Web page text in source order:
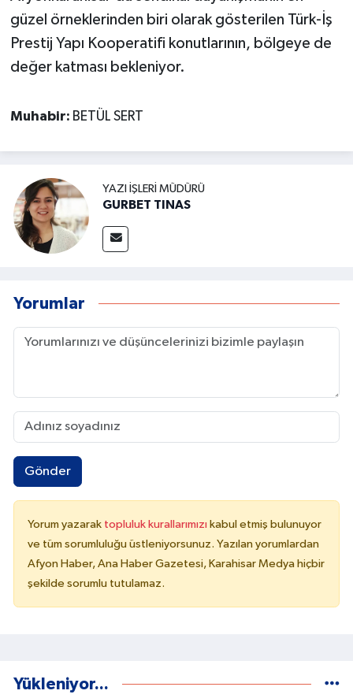
güzel örneklerinden biri olarak gösterilen Türk-İş
Prestij Yapı Kooperatifi konutlarının, bölgeye de
değer katması bekleniyor.
Muhabir: BETÜL SERT
YAZI İŞLERI MÜDÜRÜ
GURBET TINAS
Yorumlar
Gönder
Yorum yazarak topluluk kurallarımızı kabul etmiş bulunuyor
ve tüm sorumluluğu üstleniyorsunuz. Yazılan yorumlardan
Afyon Haber, Ana Haber Gazetesi, Karahisar Medya hiçbir
şekilde sorumlu tutulamaz.
Yükleniyor...